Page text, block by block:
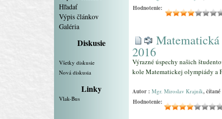
Hľadať
Výpis článkov
Galéria
Diskusie
Všetky diskusie
Nová diskusia
Linky
Vlak-Bus
Hodnotenie:
2016
Výrazné úspechy našich
kole Matematickej olympiády a
Autor : Mgr. Miroslav Krajník, čítané
Hodnotenie: